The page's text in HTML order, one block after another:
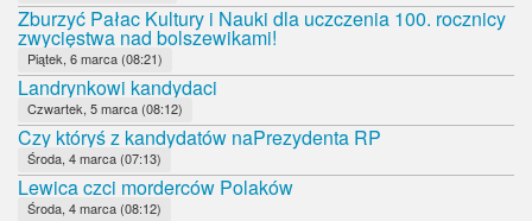
Zburzyć Pałac Kultury i Nauki dla uczczenia 100. rocznicy
zwycięstwa nad bolszewikami!
Piątek, 6 marca (08:21)
Landrynkowi kandydaci
Czwartek, 5 marca (08:12)
Czy któryś z kandydatów naPrezydenta RP
Środa, 4 marca (07:13)
Lewica czci morderców Polaków
Środa, 4 marca (08:12)